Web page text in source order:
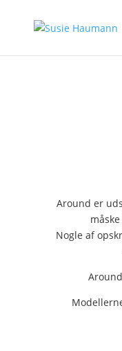
Around er
Nogle af